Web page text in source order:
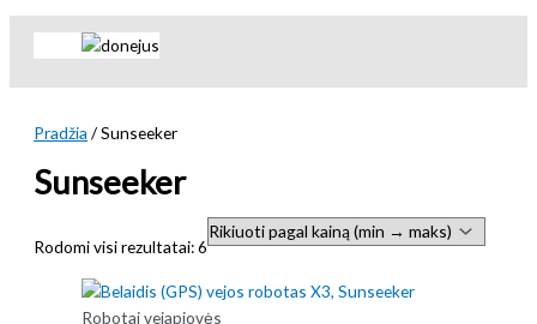
Pradžia / Sunseeker
Sunseeker
Rodomi visi rezultatai: 6Rūšiuojama
kainą:
Robotai vejapjovės